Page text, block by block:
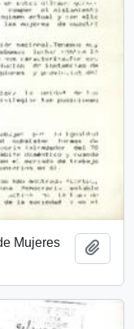
Mujeres